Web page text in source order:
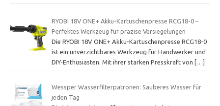
RYOBI 18V ONE+ Akku-Kartuschenpresse RCG18-0 –
Perfektes Werkzeug für präzise Versiegelungen
Die RYOBI 18V ONE+ Akku-Kartuschenpresse RCG18-0
ist ein unverzichtbares Werkzeug für Handwerker und
DIY-Enthusiasten. Mit ihrer starken Presskraft von […]
Wessper Wasserfilterpatronen: Sauberes Wasser für
jeden Tag